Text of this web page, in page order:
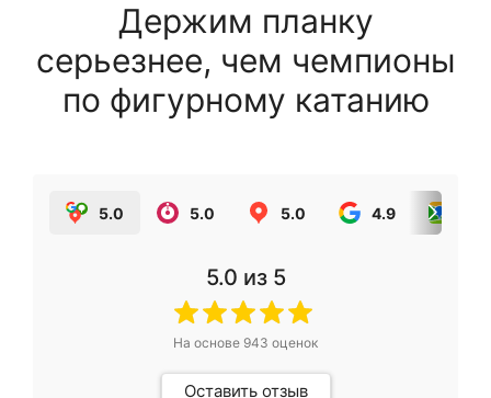
Держим планку
серьезнее, чем чемпионы
по фигурному катанию
5.0 5.0 5.0 4.9
5.0 из 5
На основе 943 оценок
Оставить отзыв